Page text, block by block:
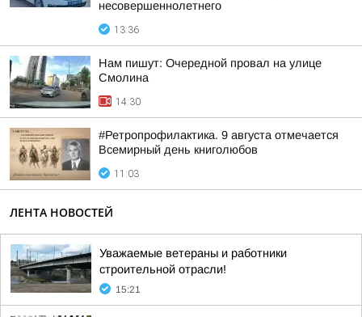
несовершеннолетнего
13:36
Нам пишут: Очередной провал на улице
Смолина
14:30
#Ретропрофилактика. 9 августа отмечается
Всемирный день книголюбов
11:03
ЛЕНТА НОВОСТЕЙ
Уважаемые ветераны и работники
строительной отрасли!
15:21